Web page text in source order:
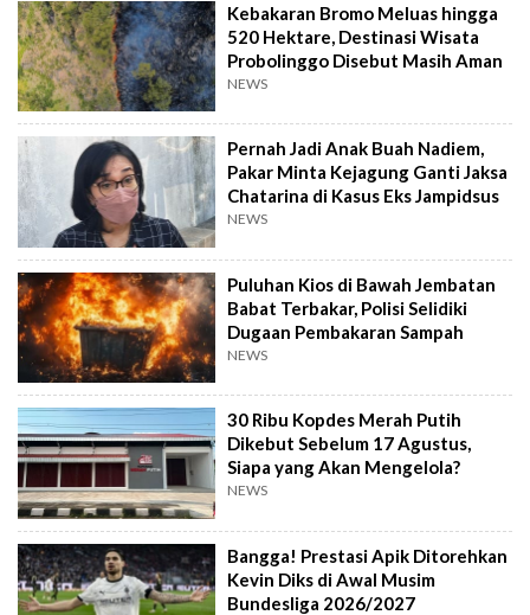
Kebakaran Bromo Meluas hingga
520 Hektare, Destinasi Wisata
Probolinggo Disebut Masih Aman
NEWS
Pernah Jadi Anak Buah Nadiem,
Pakar Minta Kejagung Ganti Jaksa
Chatarina di Kasus Eks Jampidsus
NEWS
Puluhan Kios di Bawah Jembatan
Babat Terbakar, Polisi Selidiki
Dugaan Pembakaran Sampah
NEWS
30 Ribu Kopdes Merah Putih
Dikebut Sebelum 17 Agustus,
Siapa yang Akan Mengelola?
NEWS
Bangga! Prestasi Apik Ditorehkan
Kevin Diks di Awal Musim
Bundesliga 2026/2027